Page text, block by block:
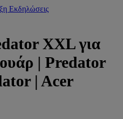
Εκδηλώσεις
XXL για
| Predator
| Acer